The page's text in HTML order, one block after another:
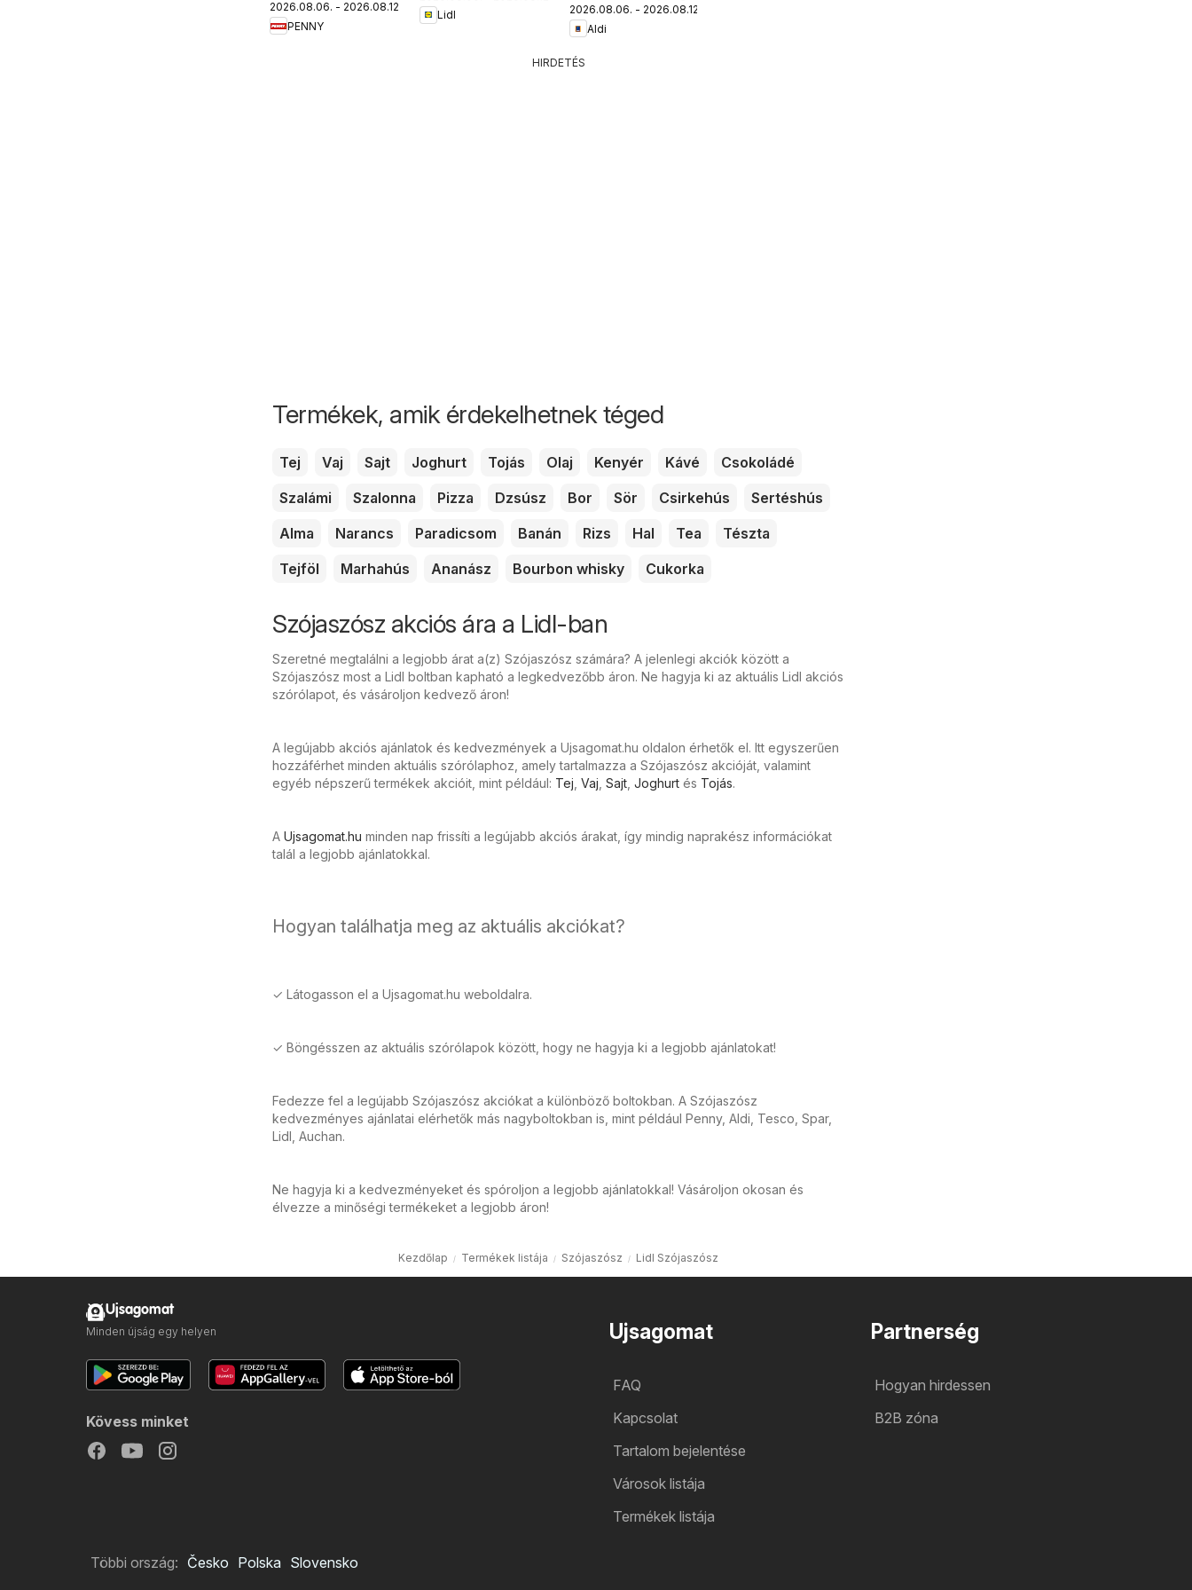
újság
2026.08.06. - 2026.08.12.
PENNY
Lidl
2026.08.06. - 2026.08.12.
Aldi
HIRDETÉS
Termékek, amik érdekelhetnek téged
Tej Vaj Sajt Joghurt Tojás Olaj Kenyér Kávé
Csokoládé
Szalámi
Szalonna Pizza Dzsúsz Bor Sör Csirkehús
Sertéshús
Alma
Narancs Paradicsom Banán Rizs Hal Tea
Tészta
Tejföl
Marhahús Ananász Bourbon whisky Cukorka
Szójaszósz akciós ára a Lidl-ban
Szeretné megtalálni a legjobb árat a(z) Szójaszósz számára? A jelenlegi akciók között a
Szójaszósz most a Lidl boltban kapható a legkedvezőbb áron. Ne hagyja ki az aktuális Lidl akciós
szórólapot, és vásároljon kedvező áron!
A legújabb akciós ajánlatok és kedvezmények a Ujsagomat.hu oldalon érhetők el. Itt egyszerűen
hozzáférhet minden aktuális szórólaphoz, amely tartalmazza a Szójaszósz akcióját, valamint
egyéb népszerű termékek akcióit, mint például: Tej Vaj Sajt Joghurt és Tojás.
A Ujsagomat.hu minden nap frissíti a legújabb akciós árakat, így mindig naprakész információkat
talál a legjobb ajánlatokkal.
Hogyan találhatja meg az aktuális akciókat?
✓ Látogasson el a Ujsagomat.hu weboldalra.
✓ Böngésszen az aktuális szórólapok között, hogy ne hagyja ki a legjobb ajánlatokat!
Fedezze fel a legújabb Szójaszósz akciókat a különböző boltokban. A Szójaszósz
kedvezményes ajánlatai elérhetők más nagyboltokban is, mint például Penny, Aldi, Tesco, Spar,
Lidl, Auchan.
Ne hagyja ki a kedvezményeket és spóroljon a legjobb ajánlatokkal! Vásároljon okosan és
élvezze a minőségi termékeket a legjobb áron!
Kezdőlap Termékek listája Szójaszósz Lidl Szójaszósz
Ujsagomat
FAQ
Kapcsolat
Tartalom bejelentése
Városok listája
Termékek listája
Partnerség
Hogyan hirdessen
B2B zóna
Ujsagomat
Minden újság egy helyen
Kövess minket
Többi ország: Česko Polska Slovensko